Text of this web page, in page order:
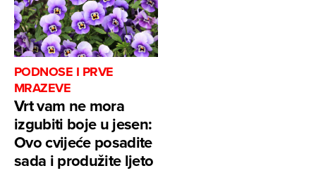
PODNOSE I PRVE
MRAZEVE
Vrt vam ne mora
izgubiti boje u jesen:
Ovo cvijeće posadite
sada i produžite ljeto